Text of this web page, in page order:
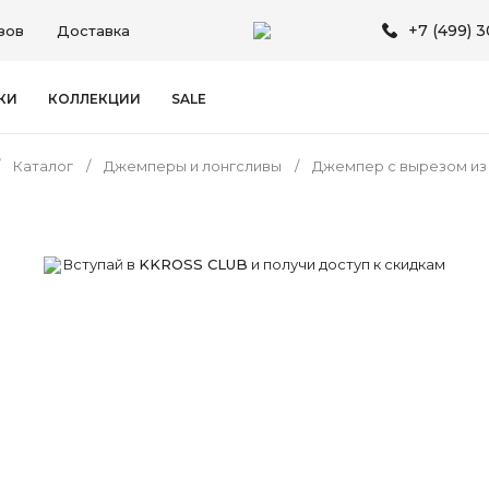
Доставка +7 (499)
КОЛЛЕКЦИИ SALE
Каталог Джемперы и лонгсливы Джемпер с вырезом из
Вступай в KKROSS CLUB и получи доступ к скидкам